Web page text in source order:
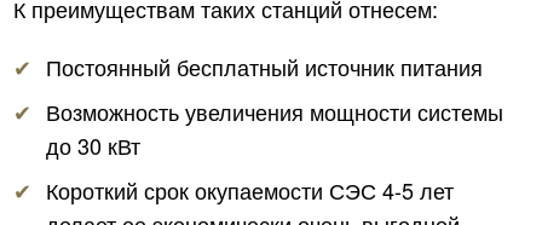
К преимуществам таких станций отнесем:
Постоянный бесплатный источник питания
Возможность увеличения мощности системы
до 30 кВт
Короткий срок окупаемости СЭС 4-5 лет